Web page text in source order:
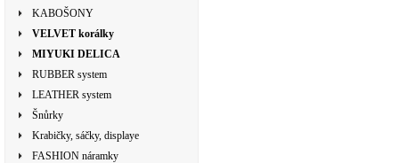
KABOŠONY
VELVET korálky
MIYUKI DELICA
RUBBER system
LEATHER system
Šnůrky
Krabičky, sáčky, displaye
FASHION náramky